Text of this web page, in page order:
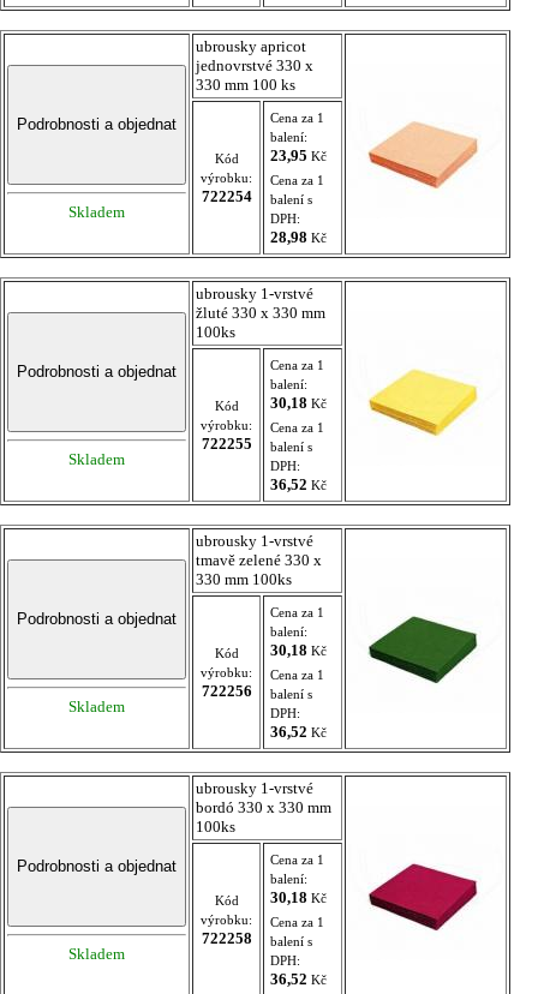
Skladem
ubrousky apricot
jednovrstvé 330 x
330 mm 100 ks
Kód
výrobku:
722254
Cena za 1
balení:
23,95 Kč
Cena za 1
balení s
DPH:
28,98 Kč
Skladem
ubrousky 1-vrstvé
žluté 330 x 330 mm
100ks
Kód
výrobku:
722255
Cena za 1
balení:
30,18 Kč
Cena za 1
balení s
DPH:
36,52 Kč
Skladem
ubrousky 1-vrstvé
tmavě zelené 330 x
330 mm 100ks
Kód
výrobku:
722256
Cena za 1
balení:
30,18 Kč
Cena za 1
balení s
DPH:
36,52 Kč
Skladem
ubrousky 1-vrstvé
bordó 330 x 330 mm
100ks
Kód
výrobku:
722258
Cena za 1
balení:
30,18 Kč
Cena za 1
balení s
DPH:
36,52 Kč